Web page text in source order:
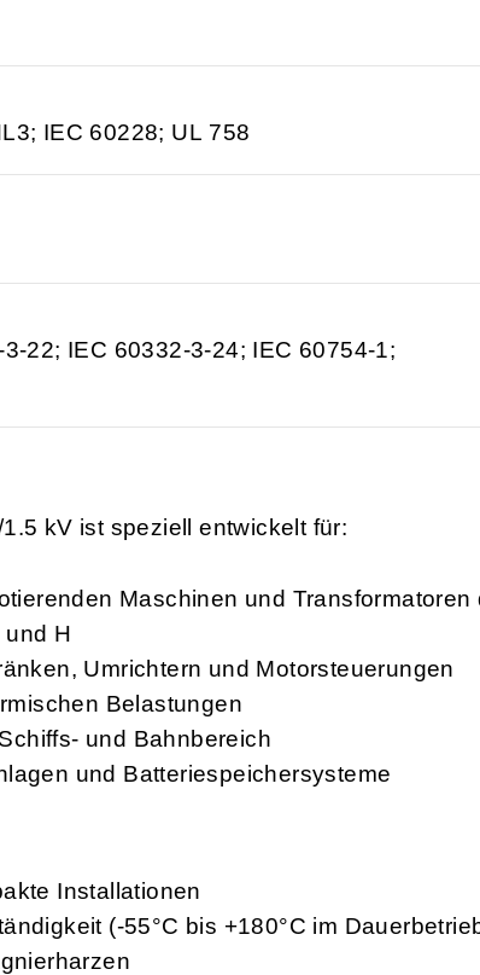
IEC 60228; UL 758
22; IEC 60332-3-24; IEC 60754-1;
kV ist speziell entwickelt für:
Maschinen und Transformatoren
H
Umrichtern und Motorsteuerungen
Belastungen
und Bahnbereich
und Batteriespeichersysteme
Installationen
(-55°C bis +180°C im